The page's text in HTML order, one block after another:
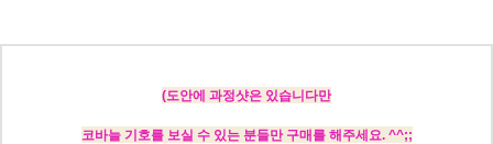
(도안에 과정샷은 있습니다만
코바늘 기호를 보실 수 있는 분들만 구매를 해주세요. ^^;;